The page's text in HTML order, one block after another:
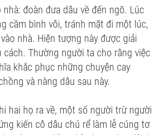
nhà: đoàn đưa dâu về đến ngõ. Lúc
cầm bình vôi, tránh mặt đi một lúc,
nhà. Hiện tượng này được giải
Thường người ta cho rằng việc
khắc phục những chuyện cay
và nàng dâu sau này.
hai họ ra về, một số người trừ người
kiến cô dâu chú rể làm lễ cúng tơ